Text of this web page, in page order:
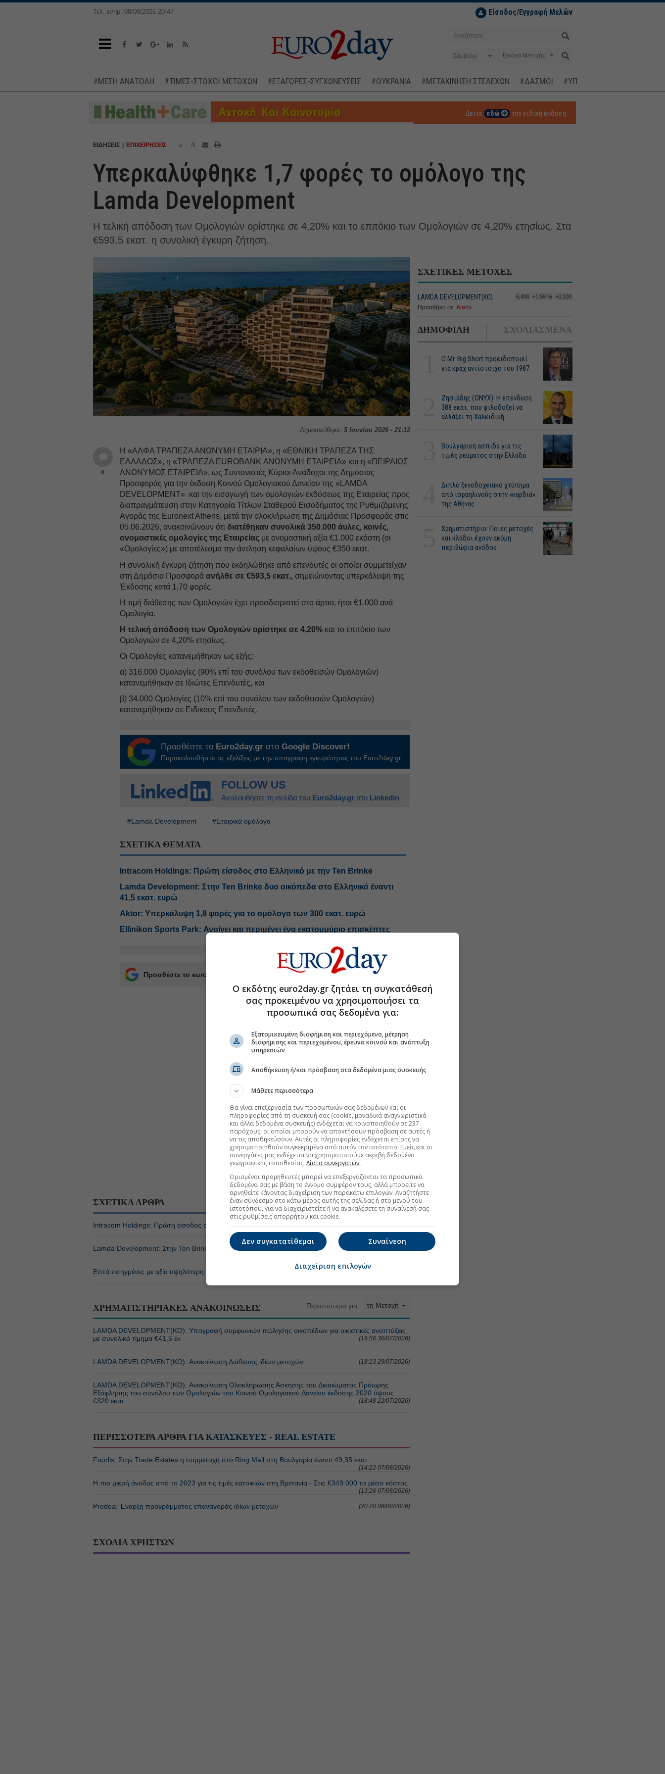
Τελ. ενημ.:08/08/2026 20:47 Είσοδος/Εγγραφή Μελών
Σύμβολο
#ΜΕΣΗ ΑΝΑΤΟΛΗ #ΤΙΜΕΣ-ΣΤΟΧΟΙ ΜΕΤΟΧΩΝ #ΕΞΑΓΟΡΕΣ-ΣΥΓΧΩΝΕΥΣΕΙΣ #ΟΥΚΡΑΝΙΑ #ΜΕΤΑΚΙΝΗΣΗ ΣΤΕΛΕΧΩΝ #ΔΑΣΜΟΙ #ΥΠΟΚΛΟΠΕΣ
Δείτε εδώ την ειδική έκδοση
ΕΙΔΗΣΕΙΣ ΕΠΙΧΕΙΡΗΣΕΙΣ a A
Υπερκαλύφθηκε 1,7 φορές το ομόλογο της
Lamda Development
Η τελική απόδοση των Ομολογιών ορίστηκε σε 4,20% και το επιτόκιο των Ομολογιών σε 4,20% ετησίως. Στα
€593,5 εκατ. η συνολική έγκυρη ζήτηση.
Δημοσιεύθηκε: 5 Ιουνίου 2026 - 21:12
0
Η «ΑΛΦΑ ΤΡΑΠΕΖΑ ΑΝΩΝΥΜΗ ΕΤΑΙΡΙΑ», η «ΕΘΝΙΚΗ ΤΡΑΠΕΖΑ ΤΗΣ
ΕΛΛΑΔΟΣ», η «ΤΡΑΠΕΖΑ EUROBANK ΑΝΩΝΥΜΗ ΕΤΑΙΡΕΙΑ» και η «ΠΕΙΡΑΙΩΣ
ΑΝΩΝΥΜΟΣ ΕΤΑΙΡΕΙΑ», ως Συντονιστές Κύριοι Ανάδοχοι της Δημόσιας
Προσφοράς για την έκδοση Κοινού Ομολογιακού Δανείου της «LAMDA
DEVELOPMENT» και την εισαγωγή των ομολογιών εκδόσεως της Εταιρείας προς
διαπραγμάτευση στην Κατηγορία Τίτλων Σταθερού Εισοδήματος της Ρυθμιζόμενης
Αγοράς της Euronext Athens, μετά την ολοκλήρωση της Δημόσιας Προσφοράς στις
05.06.2026, ανακοινώνουν ότι διατέθηκαν συνολικά 350.000 άυλες, κοινές,
ονομαστικές ομολογίες της Εταιρείας με ονομαστική αξία €1.000 εκάστη (οι
«Ομολογίες») με αποτέλεσμα την άντληση κεφαλαίων ύψους €350 εκατ.
Η συνολική έγκυρη ζήτηση που εκδηλώθηκε από επενδυτές οι οποίοι συμμετείχαν
στη Δημόσια Προσφοράανήλθε σε €593,5 εκατ., σημειώνοντας υπερκάλυψη της
Έκδοσης κατά 1,70 φορές.
Η τιμή διάθεσης των Ομολογιών έχει προσδιοριστεί στο άρτιο, ήτοι €1.000 ανά
Ομολογία.
Η τελική απόδοση των Ομολογιών ορίστηκε σε 4,20% και το επιτόκιο των
Ομολογιών σε 4,20% ετησίως.
Οι Ομολογίες κατανεμήθηκαν ως εξής:
α) 316.000 Ομολογίες (90% επί του συνόλου των εκδοθεισών Ομολογιών)
κατανεμήθηκαν σε Ιδιώτες Επενδυτές, και
β) 34.000 Ομολογίες (10% επί του συνόλου των εκδοθεισών Ομολογιών)
κατανεμήθηκαν σε Ειδικούς Επενδυτές.
Προσθέστε το Euro2day.gr στοGoogle Discover!
Παρακολουθήστε τις εξελίξεις με την υπογραφη εγκυρότητας του Euro2day.gr
FOLLOW US
Ακολουθήστε τη σελίδα του Euro2day.gr στο Linkedin
#Lamda Development #Εταιρικά ομόλογα
ΣΧΕΤΙΚΑ ΘΕΜΑΤΑ
Intracom Holdings: Πρώτη είσοδος στο Ελληνικό με την Ten Brinke
Lamda Development: Στην Ten Brinke δυο οικόπεδα στο Ελληνικό έναντι
41,5 εκατ. ευρώ
Aktor: Υπερκάλυψη 1,8 φορές για το ομόλογο των 300 εκατ. ευρώ
Ellinikon Sports Park: Ανοίγει και περιμένει ένα εκατομμύριο επισκέπτες
Προσθέστε το euro2day.gr στο Discover
ΣΧΕΤΙΚΕΣ ΜΕΤΟΧΕΣ
LAMDA DEVELOPMENT(ΚΟ) 6,400 +1,59 % +0,100
Προσθήκη σε: Alerts
ΔΗΜΟΦΙΛΗ ΣΧΟΛΙΑΣΜΕΝΑ
O Mr. Big Short προειδοποιεί
για κραχ αντίστοιχο του 1987
Ζησιάδης (ONYX): Η επένδυση
388 εκατ. που φιλοδοξεί να
αλλάξει τη Χαλκιδική
Βουλγαρική ασπίδα για τις
τιμές ρεύματος στην Ελλάδα
Διπλό ξενοδοχειακό χτύπημα
από ισραηλινούς στην «καρδιά»
της Αθήνας
Χρηματιστήριο: Ποιες μετοχές
και κλάδοι έχουν ακόμη
περιθώρια ανόδου
ΣΧΕΤΙΚΑ ΑΡΘΡΑ Περισσότερα για τη Μετοχή
Intracom Holdings: Πρώτη είσοδος στο Ελληνικό με την Ten Brinke
Lamda Development: Στην Ten Brinke δυο οικόπεδα στο Ελληνικό έναντι 41,5 εκατ. ευρώ
Επτά εισηγμένες με αξία υψηλότερη από την τιμή στο ταμπλό (07:31 20/07/2026)
ΧΡΗΜΑΤΙΣΤΗΡΙΑΚΕΣ ΑΝΑΚΟΙΝΩΣΕΙΣ Περισσότερα για τη Μετοχή
LAMDA DEVELOPMENT(ΚΟ): Υπογραφή συμφωνιών πώλησης οικοπέδων για οικιστικές αναπτύξεις
με συνολικό τίμημα €41,5 εκ
(19:56 30/07/2026)
LAMDA DEVELOPMENT(ΚΟ): Ανακοίνωση Διάθεσης ιδίων μετοχών (18:13 29/07/2026)
LAMDA DEVELOPMENT(ΚΟ): Ανακοίνωση Ολοκλήρωσης Άσκησης του Δικαιώματος Πρόωρης
Εξόφλησης του συνόλου των Ομολογιών του Κοινού Ομολογιακού Δανείου έκδοσης 2020 ύψους
€320 εκατ.
(18:48 22/07/2026)
ΠΕΡΙΣΣΟΤΕΡΑ ΑΡΘΡΑ ΓΙΑ ΚΑΤΑΣΚΕΥΕΣ - REAL ESTATE
Fourlis: Στην Trade Estates η συμμετοχή στο Ring Mall στη Βουλγαρία έναντι 49,35 εκατ.
(14:22 07/08/2026)
Η πιο μικρή άνοδος από το 2023 για τις τιμές κατοικιών στη Βρετανία - Στις €349.000 το μέσο κόστος
(13:26 07/08/2026)
Prodea: Έναρξη προγράμματος επαναγοράς ιδίων μετοχών (20:20 06/08/2026)
ΣΧΟΛΙΑ ΧΡΗΣΤΩΝ
Ο εκδότης euro2day.gr ζητάει τη συγκατάθεσή
σας προκειμένου να χρησιμοποιήσει τα
προσωπικά σας δεδομένα για:
Εξατομικευμένη διαφήμιση και περιεχόμενο, μέτρηση
διαφήμισης και περιεχομένου, έρευνα κοινού και ανάπτυξη
υπηρεσιών
Αποθήκευση ή/και πρόσβαση στα δεδομένα μιας συσκευής
Μάθετε περισσότερα
Θα γίνει επεξεργασία των προσωπικών σας δεδομένων και οι
πληροφορίες από τη συσκευή σας (cookie, μοναδικά αναγνωριστικά
και άλλα δεδομένα συσκευής) ενδέχεται να κοινοποιηθούν σε 237
παρόχους, οι οποίοι μπορούν να αποκτήσουν πρόσβαση σε αυτές ή
να τις αποθηκεύσουν. Αυτές οι πληροφορίες ενδέχεται επίσης να
χρησιμοποιηθούν συγκεκριμένα από αυτόν τον ιστότοπο. Εμείς και οι
συνεργάτες μας ενδέχεται να χρησιμοποιούμε ακριβή δεδομένα
γεωγραφικής τοποθεσίας. Λίστα συνεργατών.
Ορισμένοι προμηθευτές μπορεί να επεξεργάζονται τα προσωπικά
δεδομένα σας με βάση το έννομο συμφέρον τους, αλλά μπορείτε να
αρνηθείτε κάνοντας διαχείριση των παρακάτω επιλογών. Αναζητήστε
έναν σύνδεσμο στο κάτω μέρος αυτής της σελίδας ή στο μενού του
ιστοτόπου, για να διαχειριστείτε ή να ανακαλέσετε τη συναίνεσή σας
στις ρυθμίσεις απορρήτου και cookie.
Συναίνεση
Δεν συγκατατίθεμαι
Διαχείριση επιλογών